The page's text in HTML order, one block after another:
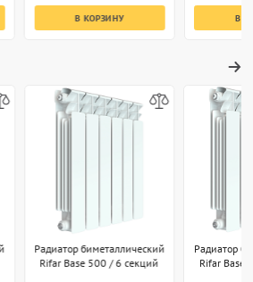
В КОРЗИНУ В
Радиатор биметаллический
Rifar Base 500 / 6 секций
Радиатор
Rifar Base